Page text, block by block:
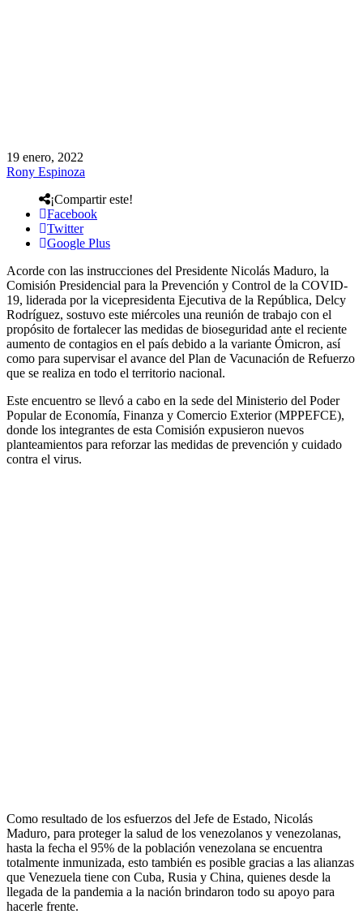
19 enero, 2022
Rony Espinoza
¡Compartir este!
Facebook
Twitter
Google Plus
Acorde con las instrucciones del Presidente Nicolás Maduro, la
Comisión Presidencial para la Prevención y Control de la COVID-
19, liderada por la vicepresidenta Ejecutiva de la República, Delcy
Rodríguez, sostuvo este miércoles una reunión de trabajo con el
propósito de fortalecer las medidas de bioseguridad ante el reciente
aumento de contagios en el país debido a la variante Ómicron, así
como para supervisar el avance del Plan de Vacunación de Refuerzo
que se realiza en todo el territorio nacional.
Este encuentro se llevó a cabo en la sede del Ministerio del Poder
Popular de Economía, Finanza y Comercio Exterior (MPPEFCE),
donde los integrantes de esta Comisión expusieron nuevos
planteamientos para reforzar las medidas de prevención y cuidado
contra el virus.
Como resultado de los esfuerzos del Jefe de Estado, Nicolás
Maduro, para proteger la salud de los venezolanos y venezolanas,
hasta la fecha el 95% de la población venezolana se encuentra
totalmente inmunizada, esto también es posible gracias a las alianzas
que Venezuela tiene con Cuba, Rusia y China, quienes desde la
llegada de la pandemia a la nación brindaron todo su apoyo para
hacerle frente.